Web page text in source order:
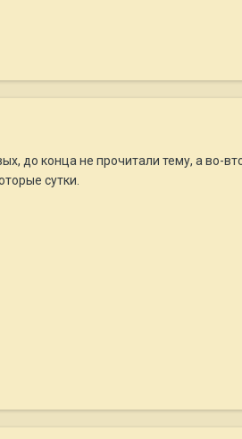
до конца не прочитали тему, а во-
сутки.